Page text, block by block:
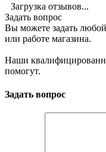
Загрузка отзывов...
Задать вопрос
Вы можете задать
или работе магазина.
Наши
помогут.
Задать вопрос